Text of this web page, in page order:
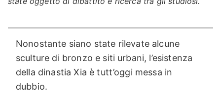
Nonostante siano state rilevate alcune
sculture di bronzo e siti urbani, l’esistenza
della dinastia Xia è tutt’oggi messa in
dubbio.